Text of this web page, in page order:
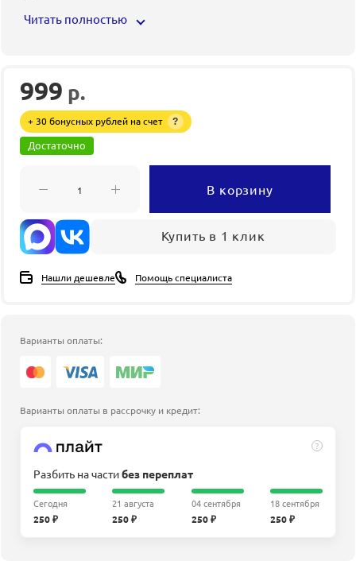
Читать полностью
999 р.
+ 30 бонусных рублей на счет ?
Достаточно
В корзину
Купить в 1 клик
Нашли дешевле Помощь специалиста
Варианты оплаты:
Варианты оплаты в рассрочку и кредит:
?
Разбить на частибез переплат
Сегодня
250 ₽
21 августа
250 ₽
04 сентября
250 ₽
18 сентября
250 ₽